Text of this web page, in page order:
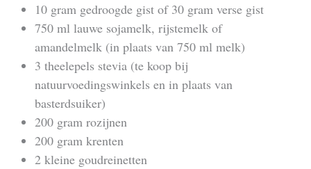
10 gram gedroogde gist of 30 gram verse gist
750 ml lauwe sojamelk, rijstemelk of
amandelmelk (in plaats van 750 ml melk)
3 theelepels stevia (te koop bij
natuurvoedingswinkels en in plaats van
basterdsuiker)
200 gram rozijnen
200 gram krenten
2 kleine goudreinetten